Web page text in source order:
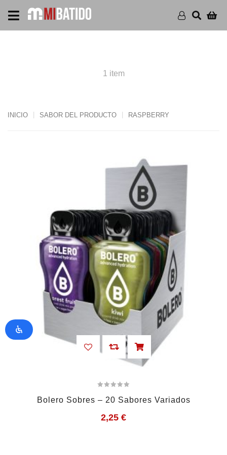
1 item
INICIO SABOR DEL PRODUCTO RASPBERRY
Bolero Sobres – 20 Sabores Variados
2,25 €